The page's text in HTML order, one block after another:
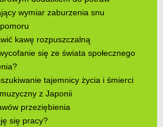
wymiar zaburzenia snu
kawę rozpuszczalną
się ze świata społecznego
tajemnicy życia i śmierci
z Japonii
przeziębienia
się pracy?